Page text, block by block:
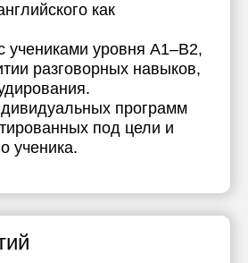
как
уровня A1–B2,
разговорных навыков,
программ
под цели и
ученика.